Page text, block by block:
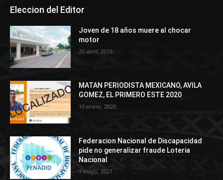
Eleccion del Editor
Joven de 18 años muere al chocar
motor
20 abril, 2019
MATAN PERIODISTA MEXICANO, AVILA
GOMEZ, EL PRIMERO ESTE 2020
10 enero, 2020
Federacion Nacional de Discapacidad
pide no generalizar fraude Loteria
Nacional
7 mayo, 2021